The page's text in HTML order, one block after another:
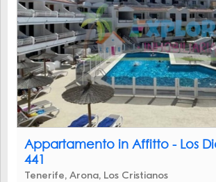
Appartamento in Affitto - Los
441
Tenerife, Arona, Los Cristianos